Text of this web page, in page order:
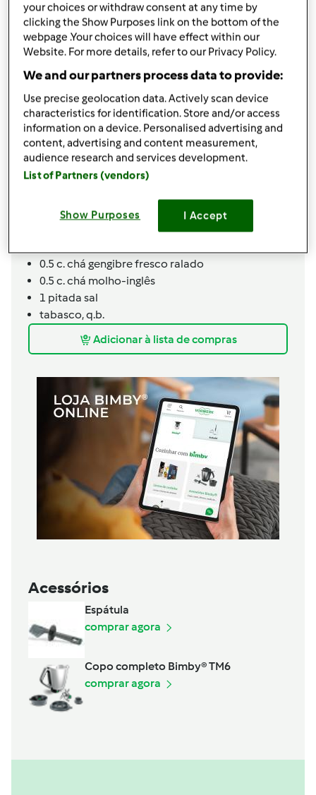
alterado: 20.04.2015
Adicionar às minhas coleções
1000gtomate,cortado ao meio
e sem caroços
0.5 c. chá gengibre fresco ralado
0.5 c. chá molho-inglês
1 pitada sal
tabasco,q.b.
Adicionar à lista de compras
Acessórios
Espátula
comprar agora
Copo completo Bimby® TM6
comprar agora
your choices or withdraw consent at any time by
clicking the Show Purposes link on the bottom of the
webpage .Your choices will have effect within our
Website. For more details, refer to our Privacy Policy.
We and our partners process data to provide:
Use precise geolocation data. Actively scan device
characteristics for identification. Store and/or access
information on a device. Personalised advertising and
content, advertising and content measurement,
audience research and services development.
List of Partners (vendors)
Show Purposes I Accept